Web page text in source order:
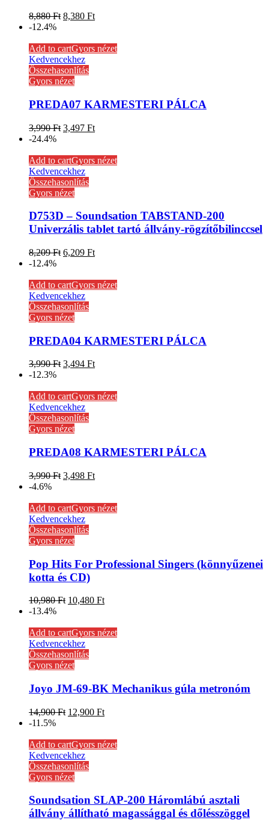
8,880Ft 8,380 Ft
-12.4%
Add to cartGyors nézet
Kedvencekhez
Összehasonlítás
Gyors nézet
PREDA07 KARMESTERI PÁLCA
3,990Ft 3,497 Ft
-24.4%
Add to cartGyors nézet
Kedvencekhez
Összehasonlítás
Gyors nézet
D753D – Soundsation TABSTAND-200
Univerzális tablet tartó állvány-rögzítőbilinccsel
8,209Ft 6,209 Ft
-12.4%
Add to cartGyors nézet
Kedvencekhez
Összehasonlítás
Gyors nézet
PREDA04 KARMESTERI PÁLCA
3,990Ft 3,494 Ft
-12.3%
Add to cartGyors nézet
Kedvencekhez
Összehasonlítás
Gyors nézet
PREDA08 KARMESTERI PÁLCA
3,990Ft 3,498 Ft
-4.6%
Add to cartGyors nézet
Kedvencekhez
Összehasonlítás
Gyors nézet
Pop Hits For Professional Singers (könnyűzenei
kotta és CD)
10,980Ft 10,480 Ft
-13.4%
Add to cartGyors nézet
Kedvencekhez
Összehasonlítás
Gyors nézet
Joyo JM-69-BK Mechanikus gúla metronóm
14,900Ft 12,900 Ft
-11.5%
Add to cartGyors nézet
Kedvencekhez
Összehasonlítás
Gyors nézet
Soundsation SLAP-200 Háromlábú asztali
állvány állítható magassággal és dőlésszöggel